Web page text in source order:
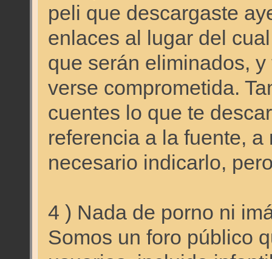
peli que descargaste
enlaces al lugar del
que serán eliminados,
verse comprometida.
cuentes lo que te
referencia a la fuente,
necesario indicarlo,
4 ) Nada de porno ni
Somos un foro público